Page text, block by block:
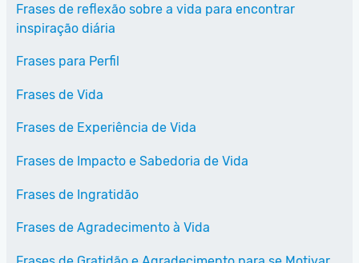
Frases de reflexão sobre a vida para encontrar
inspiração diária
Frases para Perfil
Frases de Vida
Frases de Experiência de Vida
Frases de Impacto e Sabedoria de Vida
Frases de Ingratidão
Frases de Agradecimento à Vida